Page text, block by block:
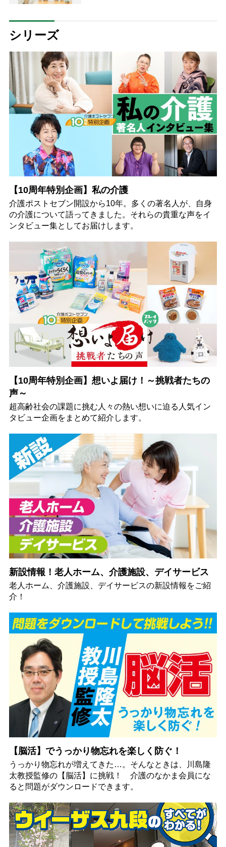
シリーズ
【10周年特別企画】私の介護
介護ポストセブン開設から10年。多くの著名人が、自身
の介護について語ってきました。それらの貴重な声をイ
ンタビュー集としてお届けします。
【10周年特別企画】想いよ届け！～挑戦者たちの
声～
超高齢社会の課題に挑む人々の熱い想いに迫る人気イン
タビュー企画をまとめて紹介します。
新設情報！老人ホーム、介護施設、デイサービス
老人ホーム、介護施設、デイサービスの新設情報をご紹
介！
【脳活】でうっかり物忘れを楽しく防ぐ！
うっかり物忘れが増えてきた…。そんなときは、川島隆
太教授監修の【脳活】に挑戦！ 介護のなかま会員にな
ると問題がダウンロードできます。